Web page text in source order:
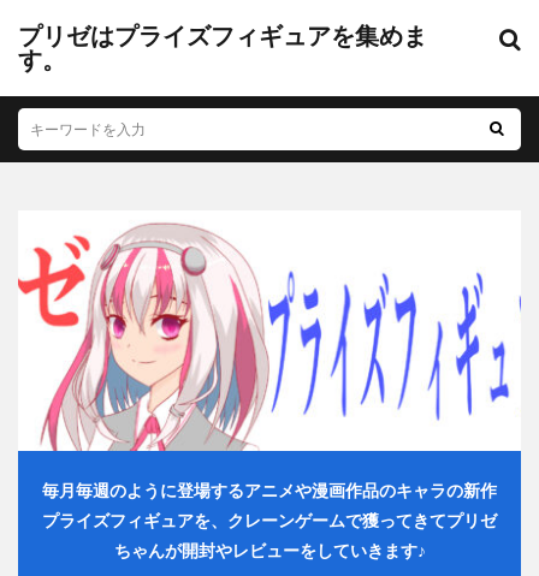
プリゼはプライズフィギュアを集めま
す。
毎月毎週のように登場するアニメや漫画作品のキャラの新作
プライズフィギュアを、クレーンゲームで獲ってきてプリゼ
ちゃんが開封やレビューをしていきます♪